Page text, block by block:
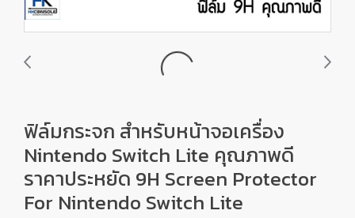
ฟิล์มกระจก สำหรับหน้าจอเครื่อง
Nintendo Switch Lite คุณภาพดี
ราคาประหยัด 9H Screen Protector
For Nintendo Switch Lite